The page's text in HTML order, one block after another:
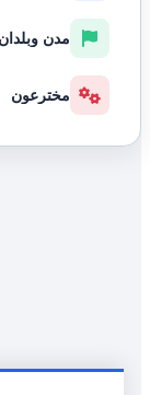
مدن وبلدان
مخترعون